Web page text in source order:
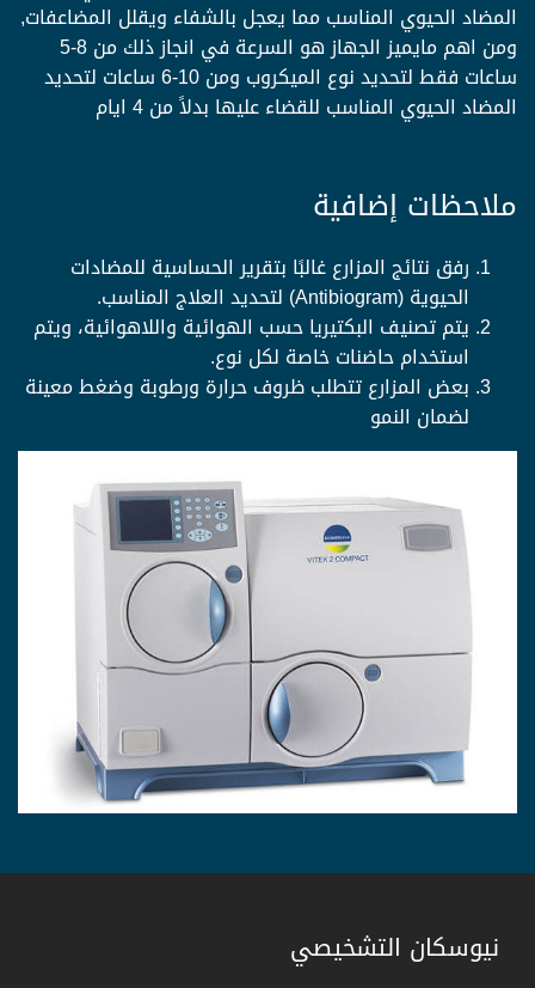
المضاد الحيوي المناسب مما يعجل بالشفاء ويقلل المضاعفات,
ومن اهم مايميز الجهاز هو السرعة في انجاز ذلك من 8-5
ساعات فقط لتحديد نوع الميكروب ومن 10-6 ساعات لتحديد
المضاد الحيوي المناسب للقضاء عليها بدلاً من 4 ايام
ملاحظات إضافية
رفق نتائج المزارع غالبًا بتقرير الحساسية للمضادات
الحيوية (Antibiogram) لتحديد العلاج المناسب.
يتم تصنيف البكتيريا حسب الهوائية واللاهوائية، ويتم
استخدام حاضنات خاصة لكل نوع.
بعض المزارع تتطلب ظروف حرارة ورطوبة وضغط معينة
لضمان النمو
نيوسكان التشخيصي